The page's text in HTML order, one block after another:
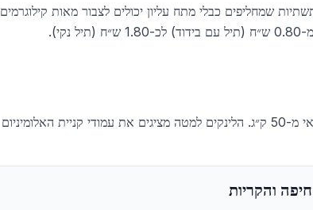
קבלני תשתיות שמחליפים כבלי מתח עליון יכולים לצבור מאות קילוגרמים
קוני האלומיניום בישראל פועלים בכל הערים הגדולות עם שירות איסוף עצמאי מ-50 ק״ג. הלינקים למטה מציגים את עמודי קניית האלומיניום
חיפה והקריות